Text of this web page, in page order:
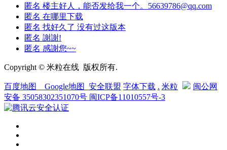
匿名 楼主好人，能否发给我一个。56639786@qq.com
匿名 在哪里下载
匿名 找好久了 没有过这版本
匿名 謝謝!
匿名 感謝您~~
Copyright © 米粒在线 版权所有.
百度地图 Google地图 安全联盟 字体下载 . 米粒
闽公网
安备 35058302351070号 闽ICP备11010557号-3